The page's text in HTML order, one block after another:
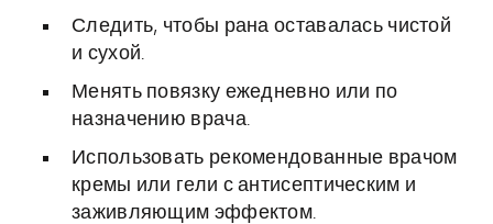
Следить, чтобы рана оставалась чистой
и сухой.
Менять повязку ежедневно или по
назначению врача.
Использовать рекомендованные врачом
кремы или гели с антисептическим и
заживляющим эффектом.